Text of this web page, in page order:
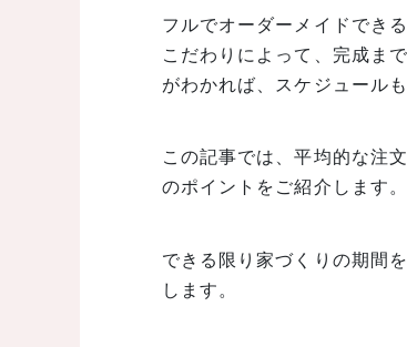
フルでオーダーメイドでき
こだわりによって、完成ま
がわかれば、スケジュール
この記事では、平均的な注
のポイントをご紹介します。
できる限り家づくりの期間
します。